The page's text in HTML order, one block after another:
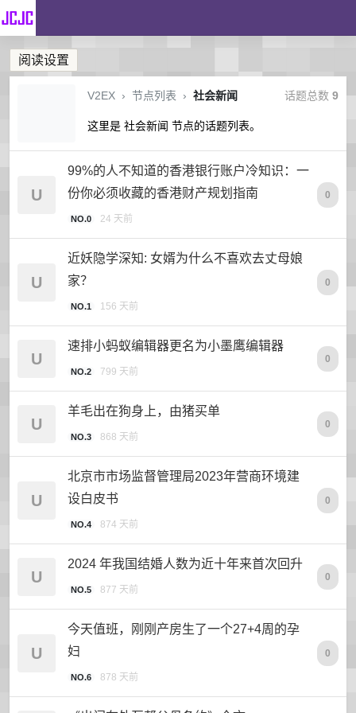
阅读设置
话题总数 9
V2EX › 节点列表 › 社会新闻
这里是 社会新闻 节点的话题列表。
U
99%的人不知道的香港银行账户冷知识：一
份你必须收藏的香港财产规划指南
NO.0 24 天前
0
U
近妖隐学深知: 女婿为什么不喜欢去丈母娘
家？
NO.1 156 天前
0
U
速排小蚂蚁编辑器更名为小墨鹰编辑器
NO.2 799 天前
0
U
羊毛出在狗身上，由猪买单
NO.3 868 天前
0
U
北京市市场监督管理局2023年营商环境建
设白皮书
NO.4 874 天前
0
U
2024 年我国结婚人数为近十年来首次回升
NO.5 877 天前
0
U
今天值班，刚刚产房生了一个27+4周的孕
妇
NO.6 878 天前
0